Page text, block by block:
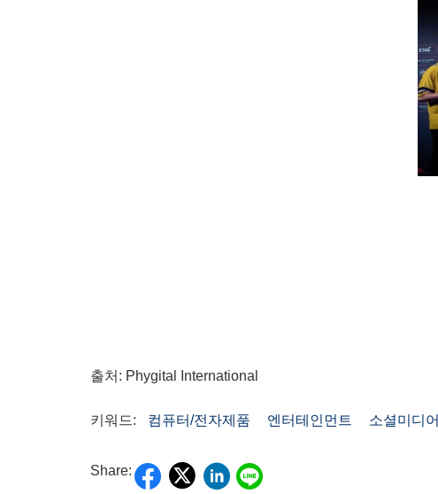
출처: Phygital International
키워드: 컴퓨터/전자제품 엔터테인먼트 소셜미디어
Share: